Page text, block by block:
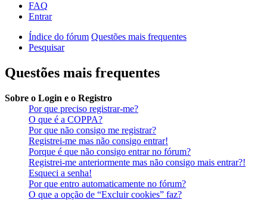
FAQ
Entrar
Índice do fórum Questões mais frequentes
Pesquisar
Questões mais frequentes
Sobre o Login e o Registro
Por que preciso registrar-me?
O que é a COPPA?
Por que não consigo me registrar?
Registrei-me mas não consigo entrar!
Porque é que não consigo entrar no fórum?
Registrei-me anteriormente mas não consigo mais entrar?!
Esqueci a senha!
Por que entro automaticamente no fórum?
O que a opção de “Excluir cookies” faz?